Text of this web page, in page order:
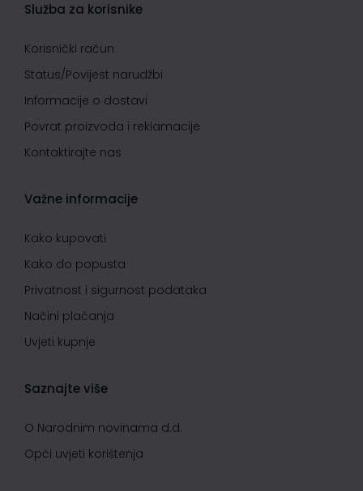
Služba za korisnike
Korisnički račun
Status/Povijest narudžbi
Informacije o dostavi
Povrat proizvoda i reklamacije
Kontaktirajte nas
Važne informacije
Kako kupovati
Kako do popusta
Privatnost i sigurnost podataka
Načini plaćanja
Uvjeti kupnje
Saznajte više
O Narodnim novinama d.d.
Opći uvjeti korištenja